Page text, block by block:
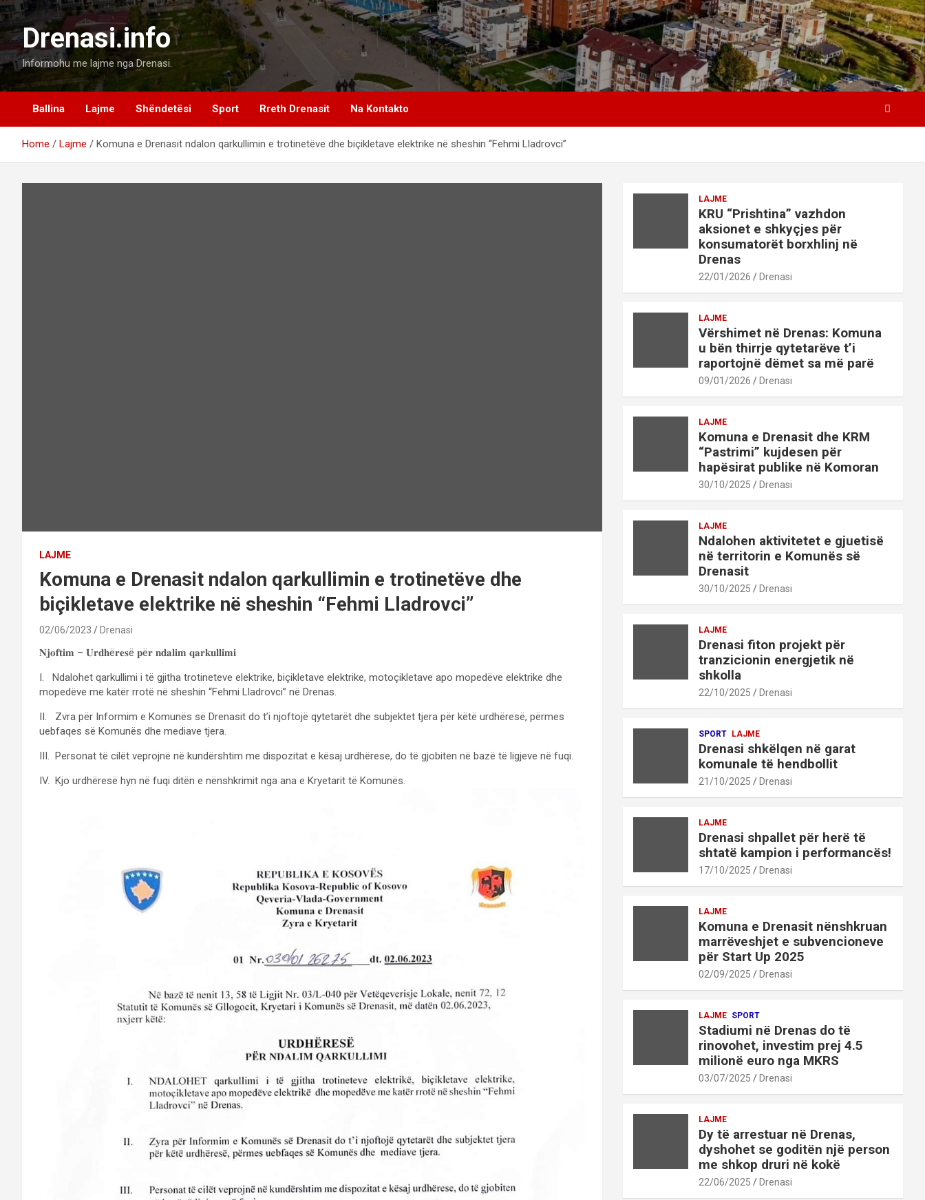
Skip
to
contentDrenasi.info
Informohu me lajme nga Drenasi.
Ballina Lajme Shëndetësi Sport Rreth Drenasit Na Kontakto
Home Lajme Komuna e Drenasit ndalon qarkullimin e trotinetëve dhe biçikletave elektrike në sheshin “Fehmi Lladrovci”
LAJME
Komuna e Drenasit ndalon qarkullimin e trotinetëve dhe
biçikletave elektrike në sheshin “Fehmi Lladrovci”
02/06/2023 Drenasi
𝐍𝐣𝐨𝐟𝐭𝐢𝐦 – 𝐔𝐫𝐝𝐡ë𝐫𝐞𝐬ë 𝐩ë𝐫 𝐧𝐝𝐚𝐥𝐢𝐦 𝐪𝐚𝐫𝐤𝐮𝐥𝐥𝐢𝐦𝐢
I. Ndalohet qarkullimi i të gjitha trotineteve elektrike, biçikletave elektrike, motoçikletave apo mopedëve elektrike dhe
mopedëve me katër rrotë në sheshin “Fehmi Lladrovci” në Drenas.
II. Zvra për Informim e Komunës së Drenasit do t’i njoftojë qytetarët dhe subjektet tjera për këtë urdhëresë, përmes
uebfaqes së Komunës dhe mediave tjera.
III. Personat të cilët veprojnë në kundërshtim me dispozitat e kësaj urdhërese, do të gjobiten në bazë të ligjeve në fuqi.
IV. Kjo urdhëresë hyn në fuqi ditën e nënshkrimit nga ana e Kryetarit të Komunës.
LAJME
KRU “Prishtina” vazhdon
aksionet e shkyçjes për
konsumatorët borxhlinj në
Drenas
22/01/2026 Drenasi
LAJME
Vërshimet në Drenas: Komuna
u bën thirrje qytetarëve t’i
raportojnë dëmet sa më parë
09/01/2026 Drenasi
LAJME
Komuna e Drenasit dhe KRM
“Pastrimi” kujdesen për
hapësirat publike në Komoran
30/10/2025 Drenasi
LAJME
Ndalohen aktivitetet e gjuetisë
në territorin e Komunës së
Drenasit
30/10/2025 Drenasi
LAJME
Drenasi fiton projekt për
tranzicionin energjetik në
shkolla
22/10/2025 Drenasi
SPORT LAJME
Drenasi shkëlqen në garat
komunale të hendbollit
21/10/2025 Drenasi
LAJME
Drenasi shpallet për herë të
shtatë kampion i performancës!
17/10/2025 Drenasi
LAJME
Komuna e Drenasit nënshkruan
marrëveshjet e subvencioneve
për Start Up 2025
02/09/2025 Drenasi
LAJME SPORT
Stadiumi në Drenas do të
rinovohet, investim prej 4.5
milionë euro nga MKRS
03/07/2025 Drenasi
LAJME
Dy të arrestuar në Drenas,
dyshohet se goditën një person
me shkop druri në kokë
22/06/2025 Drenasi